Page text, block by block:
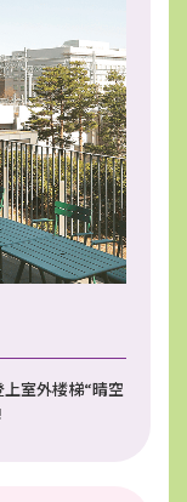
上室外楼梯“晴空